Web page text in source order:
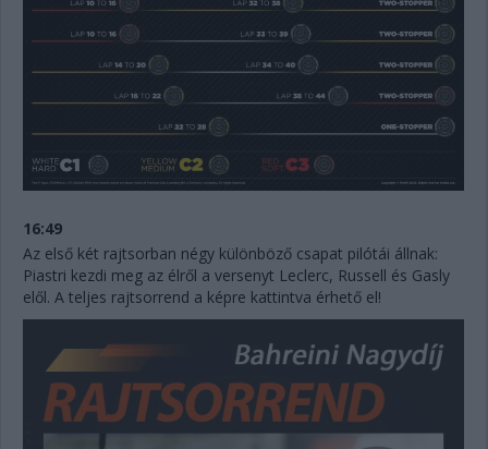
16:49
Az első két rajtsorban négy különböző csapat pilótái állnak:
Piastri kezdi meg az élről a versenyt Leclerc, Russell és Gasly
elől. A teljes rajtsorrend a képre kattintva érhető el!